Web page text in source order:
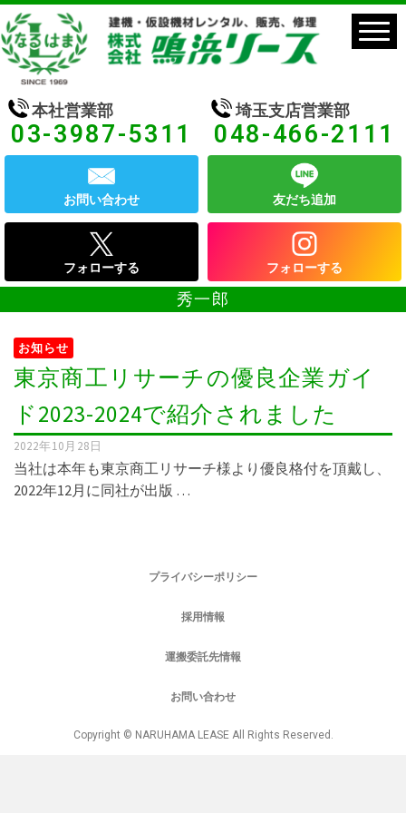
本社営業部
03-3987-5311
埼玉支店営業部
048-466-2111
お問い合わせ 友だち追加
フォローする フォローする
秀一郎
お知らせ
東京商工リサーチの優良企業ガイ
ド2023-2024で紹介されました
2022年10月28日
当社は本年も東京商工リサーチ様より優良格付を頂戴し、
2022年12月に同社が出版 …
プライバシーポリシー
採用情報
運搬委託先情報
お問い合わせ
Copyright © NARUHAMA LEASE All Rights Reserved.